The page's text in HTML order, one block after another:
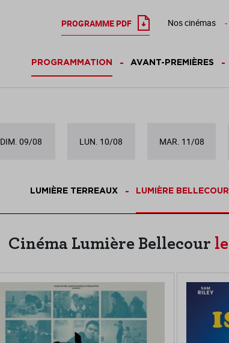
PROGRAMME PDF Nos cinémas
PROGRAMMATION AVANT-PREMIÈRES
DIM. 09/08 LUN. 10/08 MAR. 11/08
LUMIÈRE TERREAUX LUMIÈRE BELLECOUR
Cinéma Lumière Bellecour